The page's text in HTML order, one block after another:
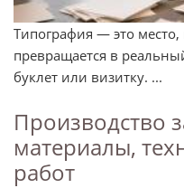
Типография — это
превращается в
буклет или визитку. ...
Производство
материалы,
работ